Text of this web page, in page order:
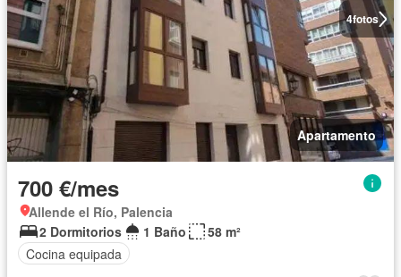
4fotos
Apartamento
700 €/mes
Allende el Río, Palencia
2 Dormitorios
1 Baño
58 m²
Cocina equipada